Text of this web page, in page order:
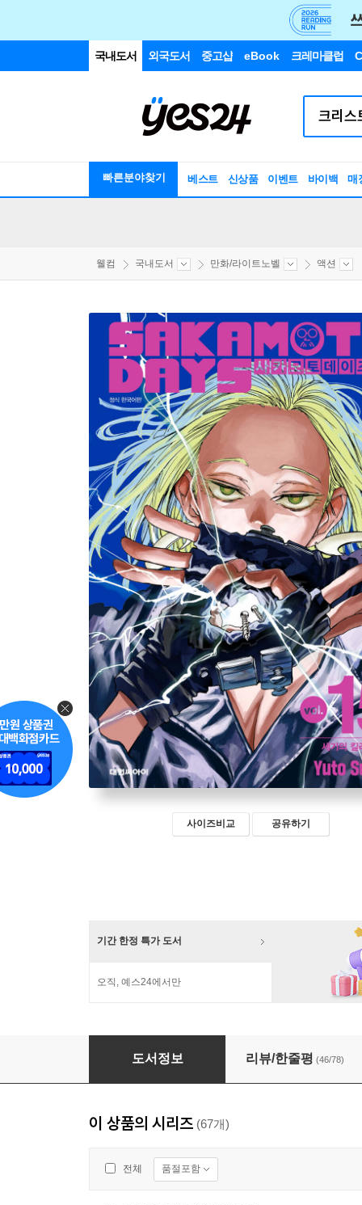
국내도서 외국도서 중고샵 eBook 크레마클럽
빠른분야찾기 베스트 신상품 이벤트 바이백 매
웰컴 국내도서 만화/라이트노벨 액션
사이즈비교 공유하기
기간 한정 특가 도서
오직, 예스24에서만
사카모토 데이즈 15 더블특전판
도서정보 리뷰/한줄평 (46/78)
이 상품의 시리즈 (67개)
전체 품절포함